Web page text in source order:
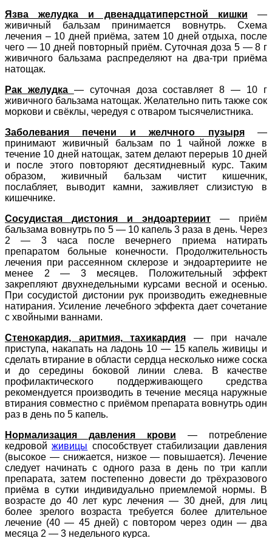
Язва желудка и двенадцатиперстной кишки —
живичный бальзам принимается вовнутрь. Схема
лечения – 10 дней приёма, затем 10 дней отдыха, после
чего — 10 дней повторный приём. Суточная доза 5 — 8 г
живичного бальзама распределяют на два-три приёма
натощак.
Рак желудка — суточная доза составляет 8 — 10 г
живичного бальзама натощак. Желательно пить также сок
моркови и свёклы, чередуя с отваром тысячелистника.
Заболевания печени и желчного пузыря—
принимают живичный бальзам по 1 чайной ложке в
течение 10 дней натощак, затем делают перерыв 10 дней
и после этого повторяют десятидневный курс. Таким
образом, живичный бальзам чистит кишечник,
послабляет, выводит камни, заживляет слизистую в
кишечнике.
Сосудистая дистония и эндоартериит — приём
бальзама вовнутрь по 5 — 10 капель 3 раза в день. Через
2 — 3 часа после вечернего приема натирать
препаратом больные конечности. Продолжительность
лечения при рассеянном склерозе и эндоартериите не
менее 2 — 3 месяцев. Положительный эффект
закрепляют двухнедельными курсами весной и осенью.
При сосудистой дистонии рук производить ежедневные
натирания. Усиление лечебного эффекта дает сочетание
с хвойными ваннами.
Стенокардия, аритмия, тахикардия
— при начале
приступа, накапать на ладонь 10 — 15 капель живицы и
сделать втирание в области сердца несколько ниже соска
и до середины боковой линии слева. В качестве
профилактического поддерживающего средства
рекомендуется производить в течение месяца наружные
втирания совместно с приёмом препарата вовнутрь один
раз в день по 5 капель.
Нормализация давления крови — потребление
кедровойживицы способствует стабилизации давления
(высокое — снижается, низкое — повышается). Лечение
следует начинать с одного раза в день по три капли
препарата, затем постепенно довести до трёхразового
приёма в сутки индивидуально приемлемой нормы. В
возрасте до 40 лет курс лечения — 30 дней, для лиц
более зрелого возраста требуется более длительное
лечение (40 — 45 дней) с повтором через один — два
месяца 2 — 3 недельного курса.